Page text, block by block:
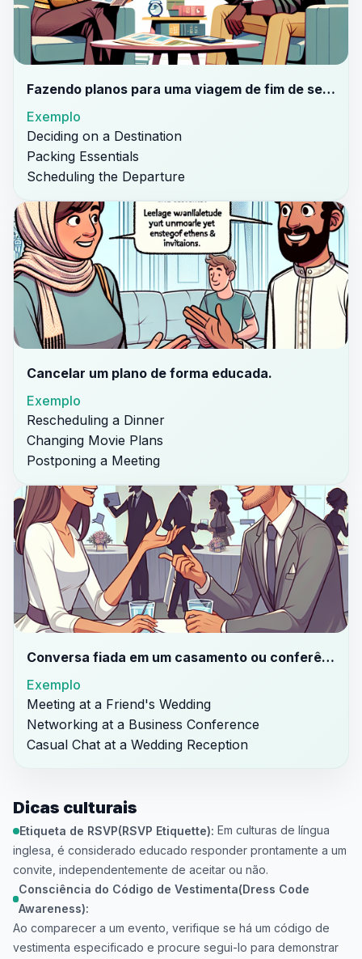
Fazendo planos para uma viagem de fim de semana.
Exemplo
Deciding on a Destination
Packing Essentials
Scheduling the Departure
Cancelar um plano de forma educada.
Exemplo
Rescheduling a Dinner
Changing Movie Plans
Postponing a Meeting
Conversa fiada em um casamento ou conferência.
Exemplo
Meeting at a Friend's Wedding
Networking at a Business Conference
Casual Chat at a Wedding Reception
Dicas culturais
Etiqueta de RSVP(RSVP Etiquette): Em culturas de língua
inglesa, é considerado educado responder prontamente a um
convite, independentemente de aceitar ou não.
Consciência do Código de Vestimenta(Dress Code
Awareness):
Ao comparecer a um evento, verifique se há um código de
vestimenta especificado e procure segui-lo para demonstrar